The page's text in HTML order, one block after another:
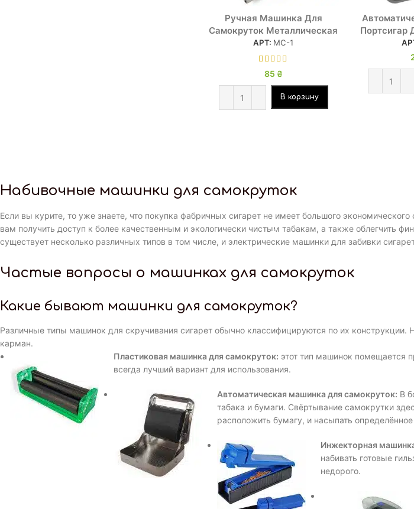
Набивочные машинки для самокруток
Если вы курите, то уже знаете, что покупка фабричных сигарет не имеет большого
вам получить доступ к более качественным и экологически чистым табакам, а также облегчить
существует несколько различных типов в том числе, и электрические машинки для забивки
Частые вопросы о машинках для самокруток
Какие бывают машинки для самокруток?
Различные типы машинок для скручивания сигарет обычно классифицируются по их
карман.
Пластиковая машинка для самокруток: этот тип машинок помещается
всегда лучший вариант для использования.
Автоматическая машинка для самокруток: В
табака и бумаги. Свёртывание самокрутки
расположить бумагу, и насыпать
Инжекторная
набивать готовые
недорого.
Ручная Машинка Для
Самокруток Металлическая
АРТ: МС-1
85 ₴
В корзину
Портсигар